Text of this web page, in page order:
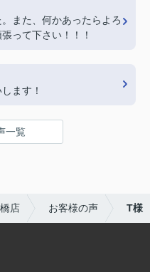
また、何かあったらよろ
って下さい！！！
ます！
一覧
店 お客様の声 T様